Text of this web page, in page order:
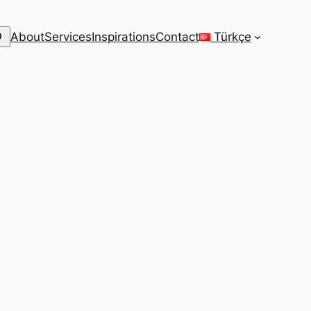
AboutServicesInspirationsContact Türkçe